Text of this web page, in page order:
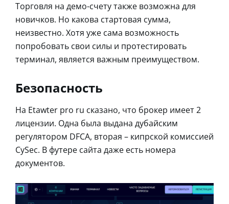
Торговля на демо-счету также возможна для
новичков. Но какова стартовая сумма,
неизвестно. Хотя уже сама возможность
попробовать свои силы и протестировать
терминал, является важным преимуществом.
Безопасность
На Etawter pro ru сказано, что брокер имеет 2
лицензии. Одна была выдана дубайским
регулятором DFCA, вторая – кипрской комиссией
CySec. В футере сайта даже есть номера
документов.